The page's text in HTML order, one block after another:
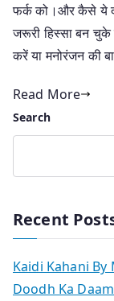
फर्क को।और कैसे ये
जरूरी हिस्सा बन
करें या मनोरंजन की
Read More
Search
Recent
Kaidi Kahani By
Doodh Ka